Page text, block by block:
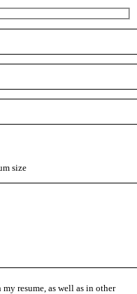
size
resume, as well as in other